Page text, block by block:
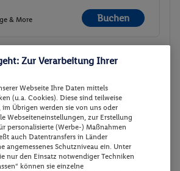
& More Buchen
Angebote anzeigen
Zur Verarbeitung Ihrer
Webseite Ihre Daten mittels
(u.a. Cookies). Diese sind teilweise
Übrigen werden sie von uns oder
Webseiteneinstellungen, zur Erstellung
personalisierte (Werbe-) Maßnahmen
auch Datentransfers in Länder
angemessenes Schutzniveau ein. Unter
nur den Einsatz notwendiger Techniken
können sie einzelne